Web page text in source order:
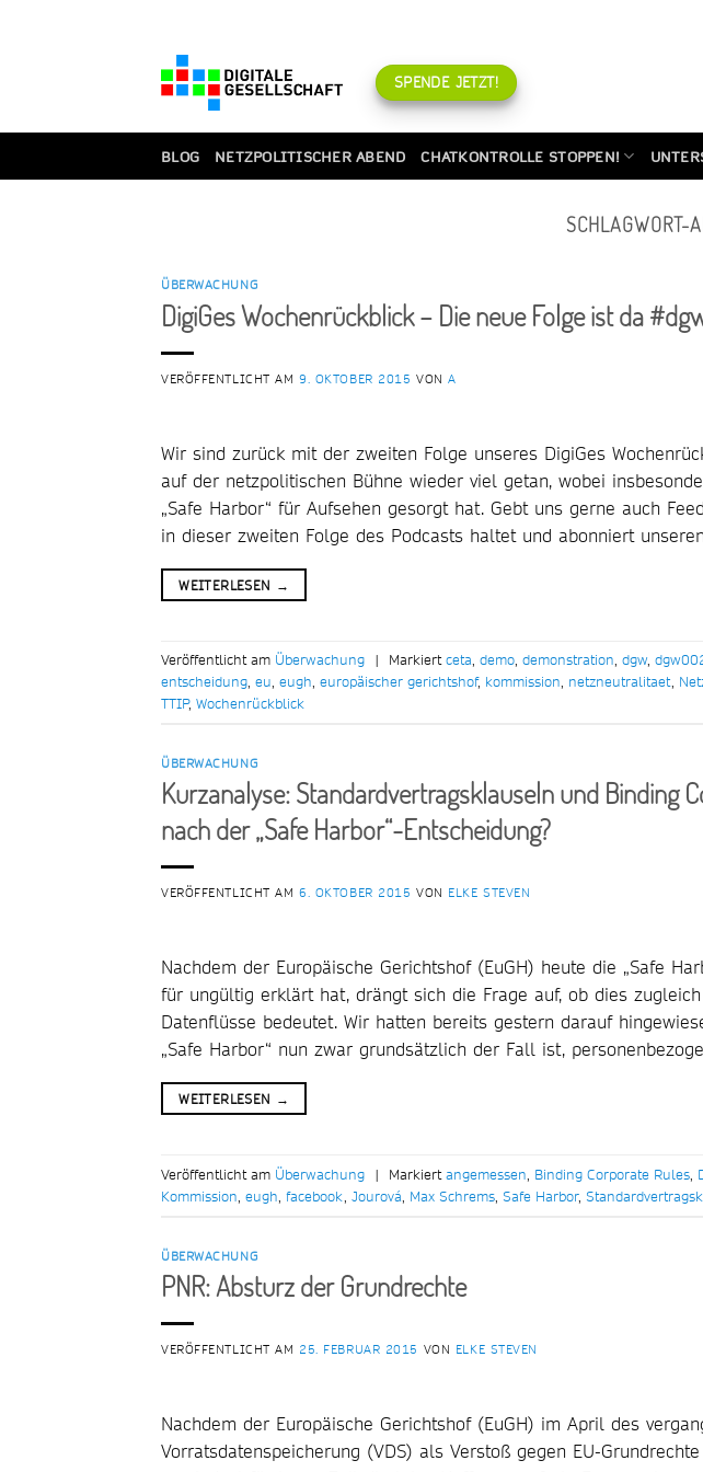
SPENDE JETZT!
BLOG NETZPOLITISCHER ABEND CHATKONTROLLE STOPPEN!
SCHLAGWORT-
ÜBERWACHUNG
DigiGes Wochenrückblick – Die neue Folge ist da
VERÖFFENTLICHT AM9. OKTOBER 2015 VONA
Wir sind zurück mit der zweiten Folge unseres DigiGes
auf der netzpolitischen Bühne wieder viel getan, wobei
„Safe Harbor“ für Aufsehen gesorgt hat. Gebt uns gerne auch
in dieser zweiten Folge des Podcasts haltet und abonniert
WEITERLESEN →
Veröffentlicht am Überwachung | Markiertceta, demo, demonstration, dgw,
entscheidung, eu, eugh, europäischer gerichtshof, kommission, netzneutralitaet,
TTIP, Wochenrückblick
ÜBERWACHUNG
Kurzanalyse: Standardvertragsklauseln und Binding
nach der „Safe Harbor“-Entscheidung?
VERÖFFENTLICHT AM6. OKTOBER 2015 VON ELKE STEVEN
Nachdem der Europäische Gerichtshof (EuGH) heute die „Safe
für ungültig erklärt hat, drängt sich die Frage auf, ob dies
Datenflüsse bedeutet. Wir hatten bereits gestern darauf
„Safe Harbor“ nun zwar grundsätzlich der Fall ist,
WEITERLESEN →
Veröffentlicht am Überwachung | Markiertangemessen, Binding Corporate Rules,
Kommission, eugh, facebook, Jourová, Max Schrems, Safe Harbor,
ÜBERWACHUNG
PNR: Absturz der Grundrechte
VERÖFFENTLICHT AM 25. FEBRUAR 2015 VON ELKE STEVEN
Nachdem der Europäische Gerichtshof (EuGH) im April des
Vorratsdatenspeicherung (VDS) als Verstoß gegen EU-